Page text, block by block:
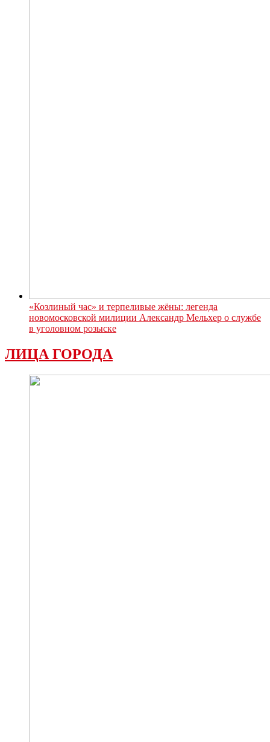
«Козлиный час» и терпеливые жёны: легенда
новомосковской милиции Александр Мельхер о службе
в уголовном розыске
ЛИЦА ГОРОДА